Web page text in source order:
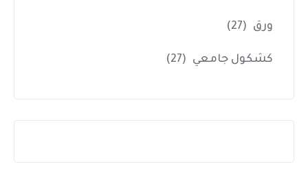
ورق (27)
كشكول جامعي (27)